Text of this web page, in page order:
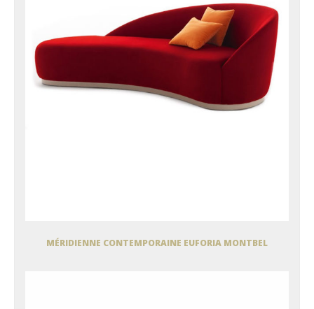
MÉRIDIENNE CONTEMPORAINE EUFORIA MONTBEL